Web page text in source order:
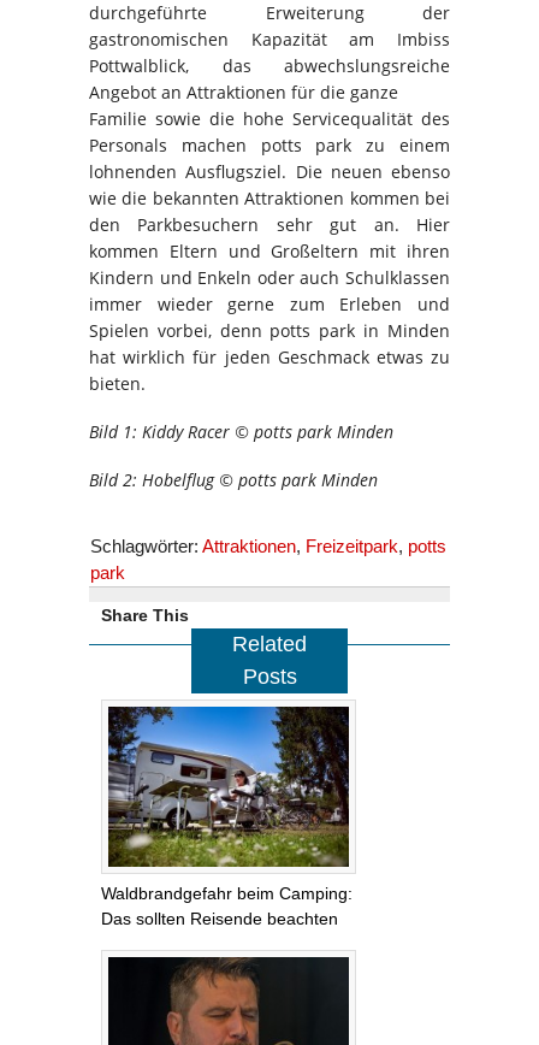
durchgeführte Erweiterung der
gastronomischen Kapazität am Imbiss
Pottwalblick, das abwechslungsreiche
Angebot an Attraktionen für die ganze
Familie sowie die hohe Servicequalität des
Personals machen potts park zu einem
lohnenden Ausflugsziel. Die neuen ebenso
wie die bekannten Attraktionen kommen bei
den Parkbesuchern sehr gut an. Hier
kommen Eltern und Großeltern mit ihren
Kindern und Enkeln oder auch Schulklassen
immer wieder gerne zum Erleben und
Spielen vorbei, denn potts park in Minden
hat wirklich für jeden Geschmack etwas zu
bieten.
Bild 1: Kiddy Racer © potts park Minden
Bild 2: Hobelflug © potts park Minden
Schlagwörter: Attraktionen, Freizeitpark, potts
park
Share This
Related
Posts
Waldbrandgefahr beim Camping:
Das sollten Reisende beachten